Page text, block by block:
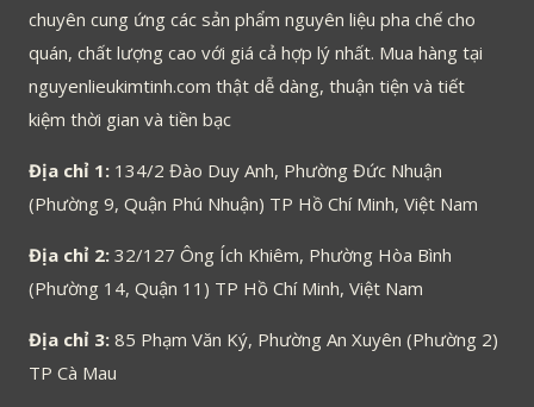
chuyên cung ứng các sản phẩm nguyên liệu pha chế cho
quán, chất lượng cao với giá cả hợp lý nhất. Mua hàng tại
nguyenlieukimtinh.com thật dễ dàng, thuận tiện và tiết
kiệm thời gian và tiền bạc
Địa chỉ 1: 134/2 Đào Duy Anh, Phường Đức Nhuận
(Phường 9, Quận Phú Nhuận) TP Hồ Chí Minh, Việt Nam
Địa chỉ 2: 32/127 Ông Ích Khiêm, Phường Hòa Bình
(Phường 14, Quận 11) TP Hồ Chí Minh, Việt Nam
Địa chỉ 3: 85 Phạm Văn Ký, Phường An Xuyên (Phường 2)
TP Cà Mau